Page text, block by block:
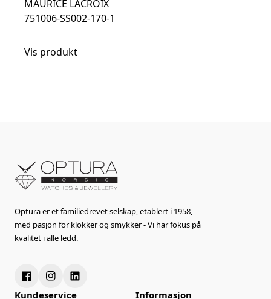
MAURICE LACROIX
751006-SS002-170-1
Vis produkt
Optura er et familiedrevet selskap, etablert i 1958,
med pasjon for klokker og smykker - Vi har fokus på
kvalitet i alle ledd.
Kundeservice Informasjon